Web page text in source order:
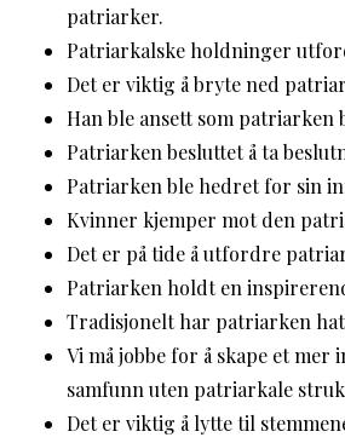
patriarker.
Patriarkalske holdninger
Det er viktig å bryte ned
Han ble ansett som patriarken
Patriarken besluttet å ta
Patriarken ble hedret for sin
Kvinner kjemper mot den
Det er på tide å utfordre
Patriarken holdt en
Tradisjonelt har patriarken
Vi må jobbe for å skape et mer
samfunn uten patriarkale
Det er viktig å lytte til